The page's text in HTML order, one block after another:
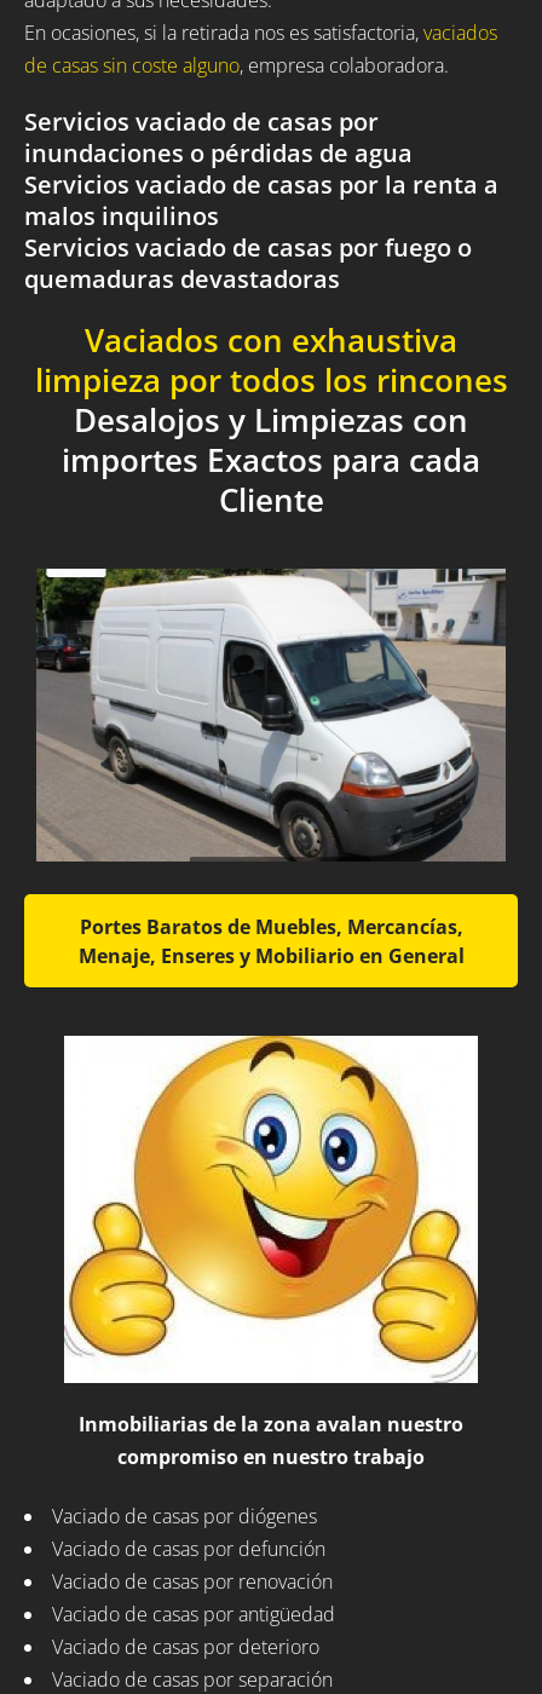
En ocasiones, si la retirada nos es satisfactoria,vaciados
de casas sin coste alguno, empresa colaboradora.
Servicios vaciado de casas por
inundaciones o pérdidas de agua
Servicios vaciado de casas por la renta a
malos inquilinos
Servicios vaciado de casas por fuego o
quemaduras devastadoras
Vaciados con exhaustiva
limpieza por todos los rincones
Desalojos y Limpiezas con
importes Exactos para cada
Cliente
Portes Baratos de Muebles, Mercancías,
Menaje, Enseres y Mobiliario en General
Inmobiliarias de la zona avalan nuestro
compromiso en nuestro trabajo
Vaciado de casas por diógenes
Vaciado de casas por defunción
Vaciado de casas por renovación
Vaciado de casas por antigüedad
Vaciado de casas por deterioro
Vaciado de casas por separación